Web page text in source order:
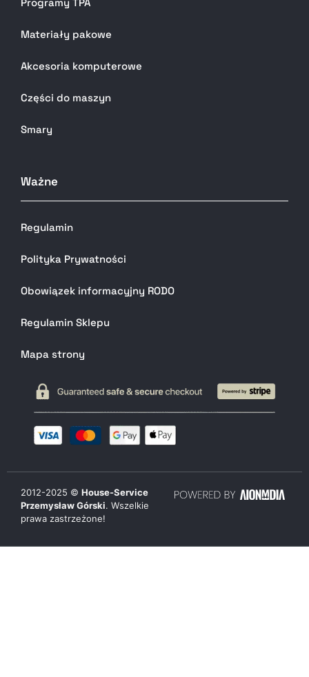
Materiały pakowe
Akcesoria komputerowe
Części do maszyn
Smary
Ważne
Regulamin
Polityka Prywatności
Obowiązek informacyjny RODO
Regulamin Sklepu
Mapa strony
2012-2025 © House-Service
Przemysław Górski. Wszelkie
prawa zastrzeżone!